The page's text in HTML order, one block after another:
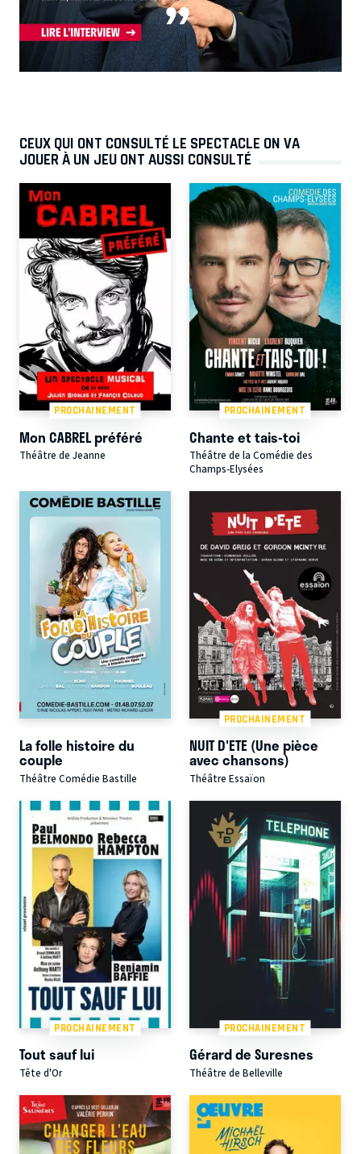
CEUX QUI ONT CONSULTÉ LE SPECTACLE ON VA
JOUER À UN JEU ONT AUSSI CONSULTÉ
PROCHAINEMENT
Mon CABREL préféré
Théâtre de Jeanne
PROCHAINEMENT
Chante et tais-toi
Théâtre de la Comédie des
Champs-Elysées
La folle histoire du
couple
Théâtre Comédie Bastille
PROCHAINEMENT
NUIT D'ETE (Une pièce
avec chansons)
Théâtre Essaïon
PROCHAINEMENT
Tout sauf lui
Tête d'Or
PROCHAINEMENT
Gérard de Suresnes
Théâtre de Belleville